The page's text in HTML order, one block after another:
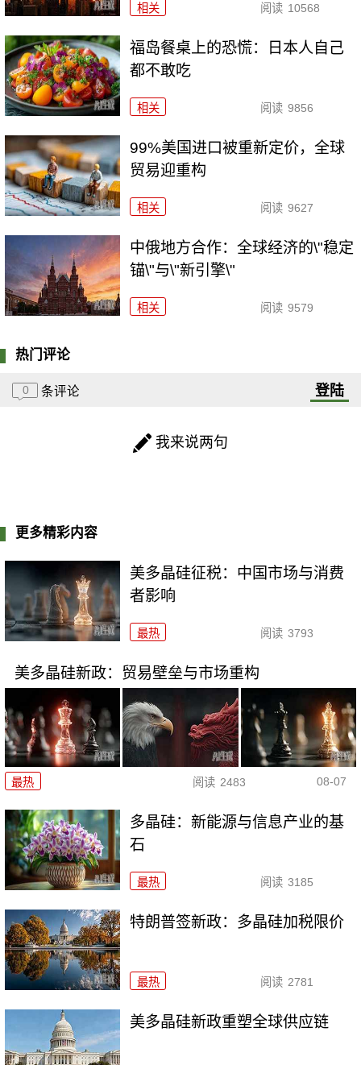
相关 阅读 10568
福岛餐桌上的恐慌：日本人自己
都不敢吃
相关 阅读 9856
99%美国进口被重新定价，全球
贸易迎重构
相关 阅读 9627
中俄地方合作：全球经济的\"稳定
锚\"与\"新引擎\"
相关 阅读 9579
热门评论
0 条评论 登陆
我来说两句
更多精彩内容
美多晶硅征税：中国市场与消费
者影响
最热 阅读 3793
美多晶硅新政：贸易壁垒与市场重构
最热 阅读 2483 08-07
多晶硅：新能源与信息产业的基
石
最热 阅读 3185
特朗普签新政：多晶硅加税限价
最热 阅读 2781
美多晶硅新政重塑全球供应链